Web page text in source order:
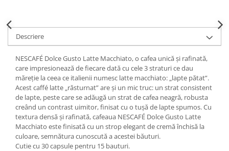
Descriere
NESCAFÉ Dolce Gusto Latte Macchiato, o cafea unică și rafinată,
care impresionează de fiecare dată cu cele 3 straturi ce dau
măreție la ceea ce italienii numesc latte macchiato: „lapte pătat”.
Acest caffé latte „răsturnat” are și un mic truc: un strat consistent
de lapte, peste care se adăugă un strat de cafea neagră, robusta
creând un contrast uimitor, finisat cu o tușă de lapte spumos. Cu
textura densă și rafinată, cafeaua NESCAFÉ Dolce Gusto Latte
Macchiato este finisată cu un strop elegant de cremă închisă la
culoare, semnătura cunoscută a acestei băuturi.
Cutie cu 30 capsule pentru 15 bauturi.